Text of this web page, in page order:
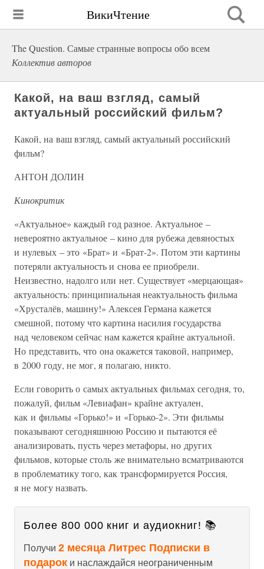
ВикиЧтение
The Question. Самые странные вопросы обо всем
Коллектив авторов
Какой, на ваш взгляд, самый
актуальный российский фильм?
Какой, на ваш взгляд, самый актуальный российский
фильм?
АНТОН ДОЛИН
Кинокритик
«Актуальное» каждый год разное. Актуальное –
невероятно актуальное – кино для рубежа девяностых
и нулевых – это «Брат» и «Брат-2». Потом эти картины
потеряли актуальность и снова ее приобрели.
Неизвестно, надолго или нет. Существует «мерцающая»
актуальность: принципиальная неактуальность фильма
«Хрусталёв, машину!» Алексея Германа кажется
смешной, потому что картина насилия государства
над человеком сейчас нам кажется крайне актуальной.
Но представить, что она окажется таковой, например,
в 2000 году, не мог, я полагаю, никто.
Если говорить о самых актуальных фильмах сегодня, то,
пожалуй, фильм «Левиафан» крайне актуален,
как и фильмы «Горько!» и «Горько-2». Эти фильмы
показывают сегодняшнюю Россию и пытаются её
анализировать, пусть через метафоры, но других
фильмов, которые столь же внимательно всматриваются
в проблематику того, как трансформируется Россия,
я не могу назвать.
Более 800 000 книг и аудиокниг! 📚
Получи 2 месяца Литрес Подписки в
подарок и наслаждайся неограниченным